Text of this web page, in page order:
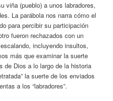
viña (pueblo) a unos labradores,
La parábola nos narra cómo el
para percibir su participación
fueron rechazados con un
incluyendo insultos,
más que examinar la suerte
de Dios a lo largo de la historia
la suerte de los enviados
a los “labradores”.